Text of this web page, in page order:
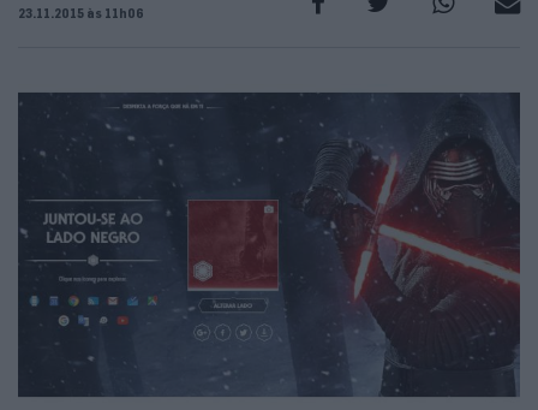
23.11.2015 às 11h06